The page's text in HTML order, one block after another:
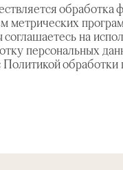
обработка
метрических
соглашаетесь на
персональных
Политикой обработки
в московских и
резиденциях